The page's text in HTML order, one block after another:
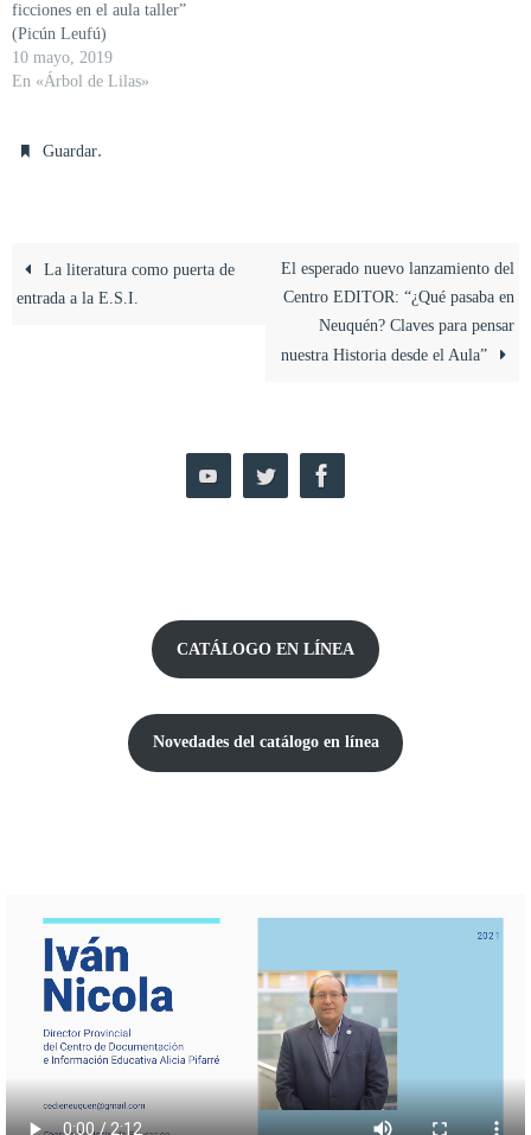
ficciones en el aula taller”
(Picún Leufú)
10 mayo, 2019
En «Árbol de Lilas»
Guardar.
La literatura como puerta de
entrada a la E.S.I.
El esperado nuevo lanzamiento del
Centro EDITOR: “¿Qué pasaba en
Neuquén? Claves para pensar
nuestra Historia desde el Aula”
CATÁLOGO EN LÍNEA
Novedades del catálogo en línea